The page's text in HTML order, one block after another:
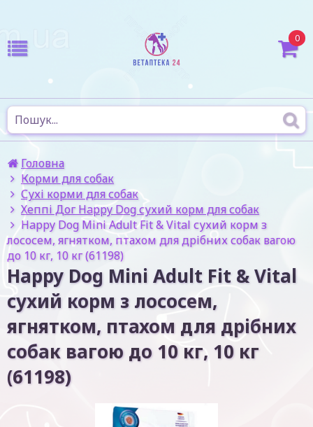
0
Головна
Корми для собак
Сухі корми для собак
Хеппі Дог Happy Dog сухий корм для собак
Happy Dog Mini Adult Fit & Vital сухий корм з
лососем, ягнятком, птахом для дрібних собак вагою
до 10 кг, 10 кг (61198)
Happy Dog Mini Adult Fit & Vital
сухий корм з лососем,
ягнятком, птахом для дрібних
собак вагою до 10 кг, 10 кг
(61198)